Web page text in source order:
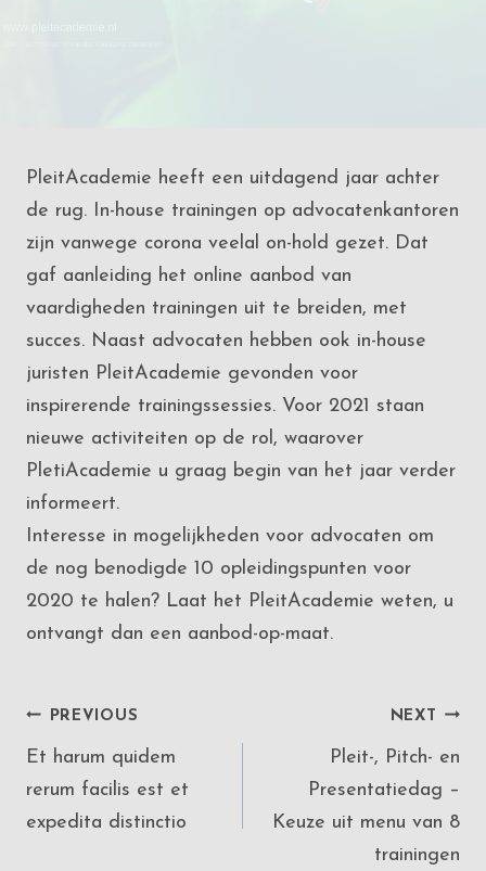
PleitAcademie heeft een uitdagend jaar achter
de rug. In-house trainingen op advocatenkantoren
zijn vanwege corona veelal on-hold gezet. Dat
gaf aanleiding het online aanbod van
vaardigheden trainingen uit te breiden, met
succes. Naast advocaten hebben ook in-house
juristen PleitAcademie gevonden voor
inspirerende trainingssessies. Voor 2021 staan
nieuwe activiteiten op de rol, waarover
PletiAcademie u graag begin van het jaar verder
informeert.
Interesse in mogelijkheden voor advocaten om
de nog benodigde 10 opleidingspunten voor
2020 te halen? Laat het PleitAcademie weten, u
ontvangt dan een aanbod-op-maat.
Post
navigation
PREVIOUS
Et harum quidem
rerum facilis est et
expedita distinctio
NEXT
Pleit-, Pitch- en
Presentatiedag –
Keuze uit menu van 8
trainingen